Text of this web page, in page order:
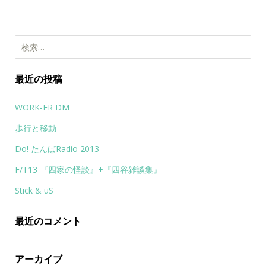
検索:
最近の投稿
WORK-ER DM
歩行と移動
Do! たんばRadio 2013
F/T13 『四家の怪談』+『四谷雑談集』
Stick & uS
最近のコメント
アーカイブ